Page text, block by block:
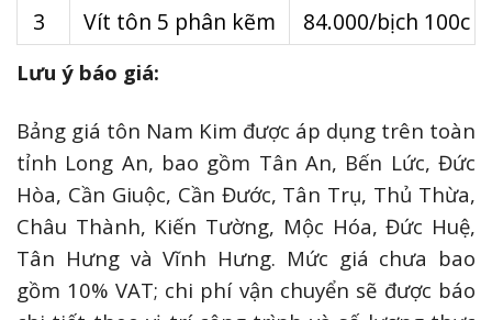
3
Vít tôn 5 phân kẽm 84.000/bịch 100c
Lưu ý báo giá:
Bảng giá tôn Nam Kim được áp dụng trên toàn
tỉnh Long An, bao gồm Tân An, Bến Lức, Đức
Hòa, Cần Giuộc, Cần Đước, Tân Trụ, Thủ Thừa,
Châu Thành, Kiến Tường, Mộc Hóa, Đức Huệ,
Tân Hưng và Vĩnh Hưng. Mức giá chưa bao
gồm 10% VAT; chi phí vận chuyển sẽ được báo